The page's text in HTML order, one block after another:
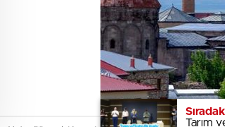
Tarım
Tarım